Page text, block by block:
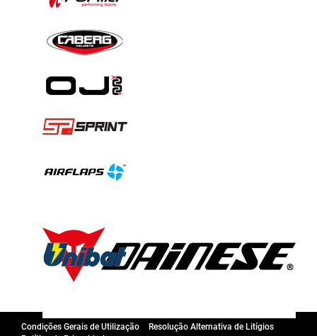
Condições Gerais de Utilização
Resolução Alternativa de Litígios